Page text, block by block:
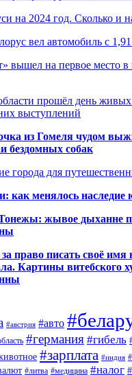
на 2024 год. Сколько и
вел автомобиль с
вышел на первое место
прошёл день
выступлений
из Гомеля чудом
бездомных собак
города для
как менялось наследие
жывое дыханне
право писать своё имя
Картины витебского
#австрия #авто
#германия #гибель
#зарплата #индия
#литва #медицина #налог